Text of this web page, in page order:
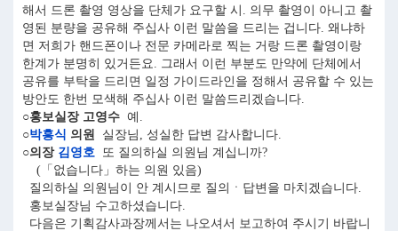
해서 드론 촬영 영상을 단체가 요구할 시. 의무 촬영이 아니고 촬
영된 분량을 공유해 주십사 이런 말씀을 드리는 겁니다. 왜냐하
면 저희가 핸드폰이나 전문 카메라로 찍는 거랑 드론 촬영이랑
한계가 분명히 있거든요. 그래서 이런 부분도 만약에 단체에서
공유를 부탁을 드리면 일정 가이드라인을 정해서 공유할 수 있는
방안도 한번 모색해 주십사 이런 말씀드리겠습니다.
○홍보실장 고영수 예.
○박흥식 의원
실장님, 성실한 답변 감사합니다.
○의장 김영호 또 질의하실 의원님 계십니까?
(「없습니다」하는 의원 있음)
질의하실 의원님이 안 계시므로 질의ㆍ답변을 마치겠습니다.
홍보실장님 수고하셨습니다.
다음은 기획감사과장께서는 나오셔서 보고하여 주시기 바랍니